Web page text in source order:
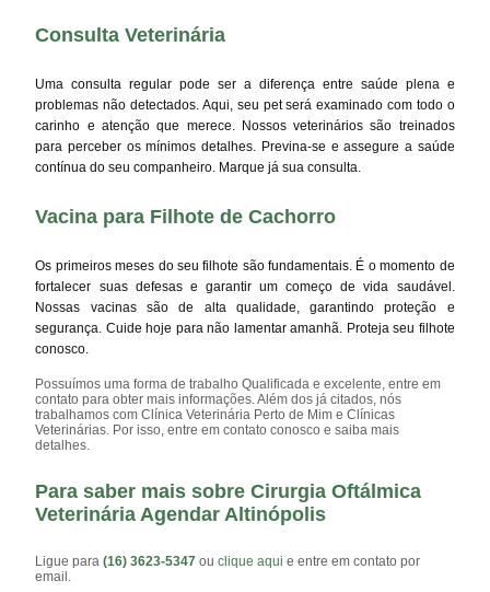
Consulta Veterinária
Uma consulta regular pode ser a diferença entre saúde plena e
problemas não detectados. Aqui, seu pet será examinado com todo o
carinho e atenção que merece. Nossos veterinários são treinados
para perceber os mínimos detalhes. Previna-se e assegure a saúde
contínua do seu companheiro. Marque já sua consulta.
Vacina para Filhote de Cachorro
Os primeiros meses do seu filhote são fundamentais. É o momento de
fortalecer suas defesas e garantir um começo de vida saudável.
Nossas vacinas são de alta qualidade, garantindo proteção e
segurança. Cuide hoje para não lamentar amanhã. Proteja seu filhote
conosco.
Possuímos uma forma de trabalho Qualificada e excelente, entre em
contato para obter mais informações. Além dos já citados, nós
trabalhamos com Clínica Veterinária Perto de Mim e Clínicas
Veterinárias. Por isso, entre em contato conosco e saiba mais
detalhes.
Para saber mais sobre Cirurgia Oftálmica
Veterinária Agendar Altinópolis
Ligue para(16) 3623-5347ouclique aqui e entre em contato por
email.